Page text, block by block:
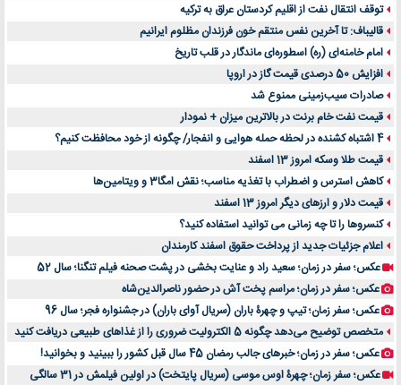
توقف انتقال نفت از اقلیم کردستان عراق به ترکیه
قالیباف: تا آخرین نفس منتقم خون فرزندان مظلوم ایرانیم
امام خامنه‌ای (ره) اسطوره‌ای ماندگار در قلب تاریخ
افزایش 50 درصدی قیمت گاز در اروپا
صادرات سیب‌زمینی ممنوع شد
قیمت نفت خام برنت در بالاترین میزان + نمودار
4 اشتباه کشنده در لحظه حمله هوایی و انفجار/ چگونه از خود محافظت کنیم؟
قیمت طلا وسکه امروز 13 اسفند
کاهش استرس و اضطراب با تغذیه مناسب؛ نقش امگا3 و ویتامین‌ها
قیمت دلار و ارزهای دیگر امروز 13 اسفند
کنسروها را تا چه زمانی می توانید استفاده کنید؟
اعلام جزئیات جدید از پرداخت حقوق اسفند کارمندان
عکس؛ سفر در زمان؛ سعید راد و عنایت بخشی در پشت صحنه فیلم تنگنا؛ سال 52
عکس؛ سفر در زمان؛ مراسم پخت آش در حضور ناصرالدین‌شاه
عکس؛ سفر زمان؛ تیپ و چهرۀ باران (سریال آوای باران) در جشنواره فجر؛ سال 96
متخصص توضیح می‌دهد چگونه 5 الکترولیت ضروری را از غذاهای طبیعی دریافت کنید
عکس؛ سفر در زمان؛ خبرهای جالب رمضان 45 سال قبل کشور را ببینید و بخوانید!
عکس؛ سفر زمان؛ چهرۀ اوس موسی (سریال پایتخت) در اولین فیلمش در 31 سالگی